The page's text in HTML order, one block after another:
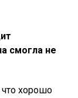
смогла не
хорошо